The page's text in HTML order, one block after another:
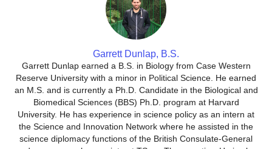
Garrett Dunlap, B.S.
Garrett Dunlap earned a B.S. in Biology from Case Western
Reserve University with a minor in Political Science. He earned
an M.S. and is currently a Ph.D. Candidate in the Biological and
Biomedical Sciences (BBS) Ph.D. program at Harvard
University. He has experience in science policy as an intern at
the Science and Innovation Network where he assisted in the
science diplomacy functions of the British Consulate-General